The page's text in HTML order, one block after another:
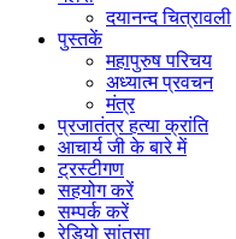
दयानन्द चित्रावली
पुस्तकें
महापुरुष परिचय
अध्यात्म प्रवचन
मंत्र
प्रजातंत्र हत्या क्रांति
आचार्य जी के बारे में
ट्रस्टीगण
सहयोग करें
सम्पर्क करें
रेडियो सांतसा